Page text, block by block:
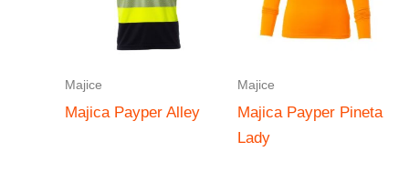
Majice
Majica Payper Alley
Majice
Majica Payper Pineta
Lady